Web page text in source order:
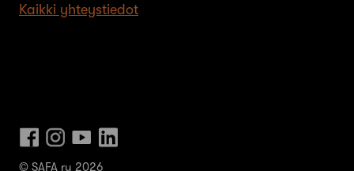
Kaikki yhteystiedot
© SAFA ry 2026